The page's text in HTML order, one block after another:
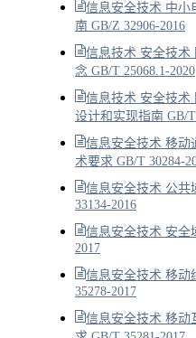
信息安全技术 中小
南 GB/Z 32906-2016
信息技术 安全技术
念 GB/T 25068.1-2020
信息技术 安全技术
设计和实现指南 GB/
信息安全技术 移动
术要求 GB/T 30284-
信息安全技术 公共
33134-2016
信息安全技术 安全
2017
信息安全技术 移动
35278-2017
信息安全技术 移动